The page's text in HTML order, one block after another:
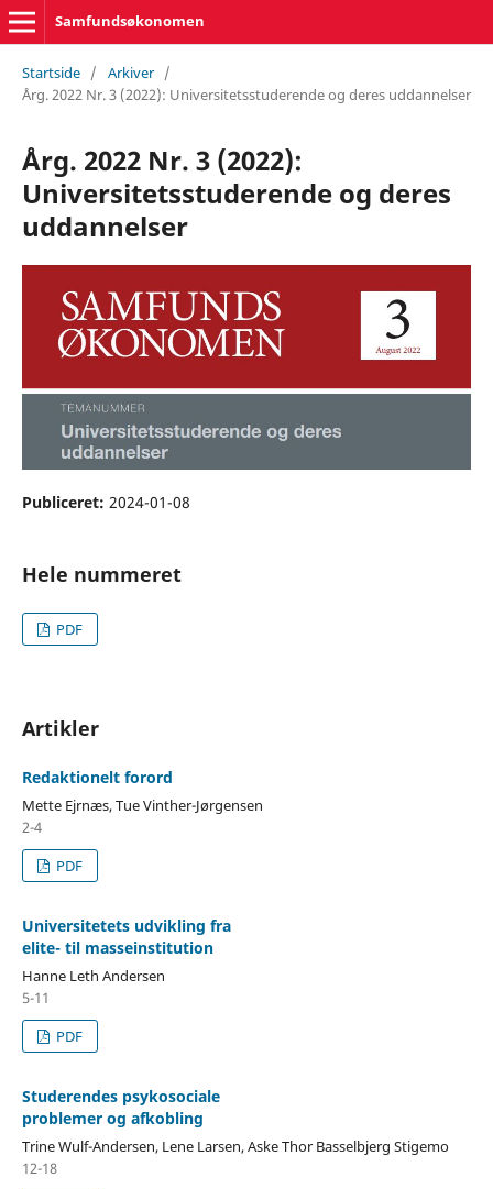
Samfundsøkonomen
Startside / Arkiver /
Årg. 2022 Nr. 3 (2022): Universitetsstuderende og deres uddannelser
Årg. 2022 Nr. 3 (2022):
Universitetsstuderende og deres
uddannelser
Publiceret: 2024-01-08
Hele nummeret
PDF
Artikler
Redaktionelt forord
Mette Ejrnæs, Tue Vinther-Jørgensen
2-4
PDF
Universitetets udvikling fra
elite- til masseinstitution
Hanne Leth Andersen
5-11
PDF
Studerendes psykosociale
problemer og afkobling
Trine Wulf-Andersen, Lene Larsen, Aske Thor Basselbjerg Stigemo
12-18